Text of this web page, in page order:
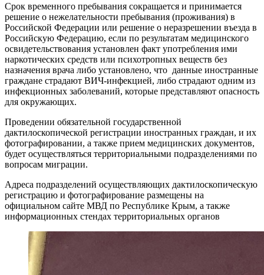
Срок временного пребывания сокращается и принимается
решение о нежелательности пребывания (проживания) в
Российской Федерации или решение о неразрешении въезда в
Российскую Федерацию, если по результатам медицинского
освидетельствования установлен факт употребления ими
наркотических средств или психотропных веществ без
назначения врача либо установлено, что данные иностранные
граждане страдают ВИЧ-инфекцией, либо страдают одним из
инфекционных заболеваний, которые представляют опасность
для окружающих.
Проведении обязательной государственной
дактилоскопической регистрации иностранных граждан, и их
фотографировании, а также прием медицинских документов,
будет осуществляться территориальными подразделениями по
вопросам миграции.
Адреса подразделений осуществляющих дактилоскопическую
регистрацию и фотографирование размещены на
официальном сайте МВД по Республике Крым, а также
информационных стендах территориальных органов